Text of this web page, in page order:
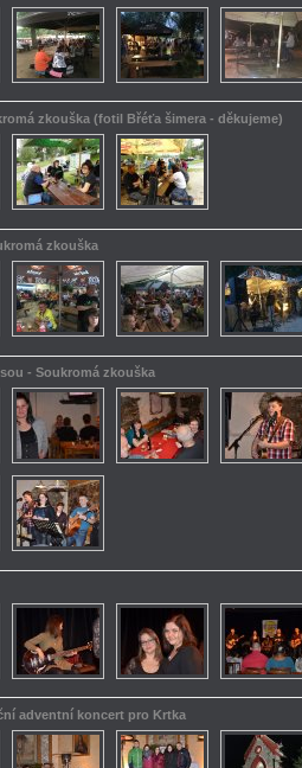
zkouška (fotil Břéťa šimera - děkujeme)
zkouška
- Soukromá zkouška
adventní koncert pro Krtka